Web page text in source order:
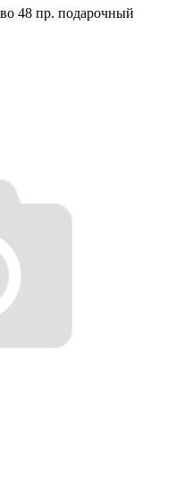
48 пр. подарочный